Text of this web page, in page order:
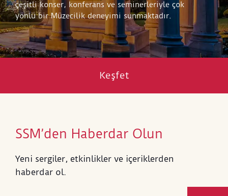
çeşitli konser, konferans ve seminerleriyle çok
yönlü bir Müzecilik deneyimi sunmaktadır.
Keşfet
SSM’den Haberdar Olun
Yeni sergiler, etkinlikler ve içeriklerden
haberdar ol.